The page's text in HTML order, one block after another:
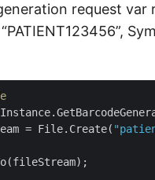
generation request
= File.Create(